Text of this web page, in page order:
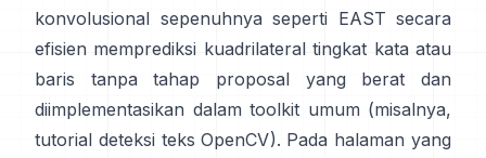
konvolusional sepenuhnya seperti EAST secara
efisien memprediksi kuadrilateral tingkat kata atau
baris tanpa tahap proposal yang berat dan
diimplementasikan dalam toolkit umum (misalnya,
tutorial deteksi teks OpenCV). Pada halaman yang